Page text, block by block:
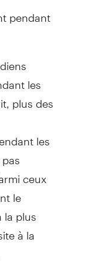
pendant
les
plus des
les
ceux
le
plus
à la